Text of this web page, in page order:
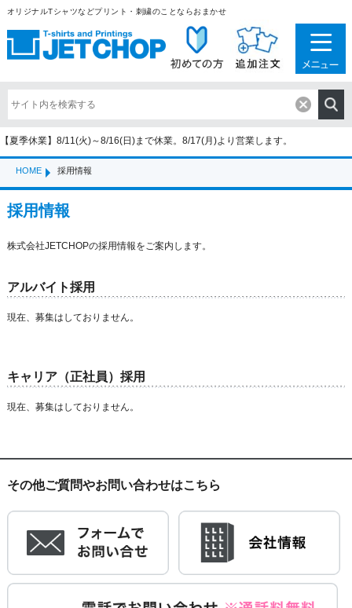
オリジナルTシャツなどプリント・刺繍のことならおまかせ
【夏季休業】8/11(火)～8/16(日)まで休業。8/17(月)より営業します。
HOME 採用情報
採用情報
株式会社JETCHOPの採用情報をご案内します。
アルバイト採用
現在、募集はしておりません。
キャリア（正社員）採用
現在、募集はしておりません。
その他ご質問やお問い合わせはこちら